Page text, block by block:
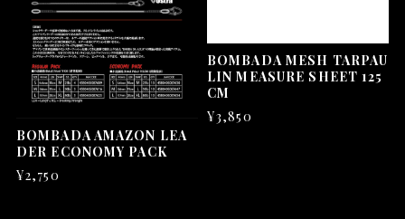
BOMBADA AMAZON LEA
DER ECONOMY PACK
¥2,750
BOMBADA MESH TARPAU
LIN MEASURE SHEET 125
CM
¥3,850